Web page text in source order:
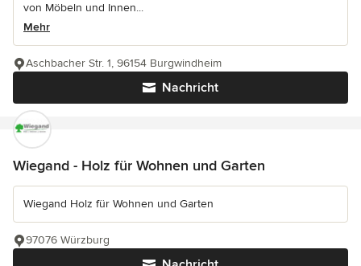
von Möbeln und Innen...
Mehr
Nachricht
Aschbacher Str. 1, 96154 Burgwindheim
Wiegand - Holz für Wohnen und Garten
Wiegand Holz für Wohnen und Garten
97076 Würzburg